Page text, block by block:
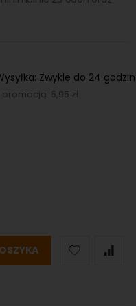
Zwykle do 24 godzin
5,95 zł